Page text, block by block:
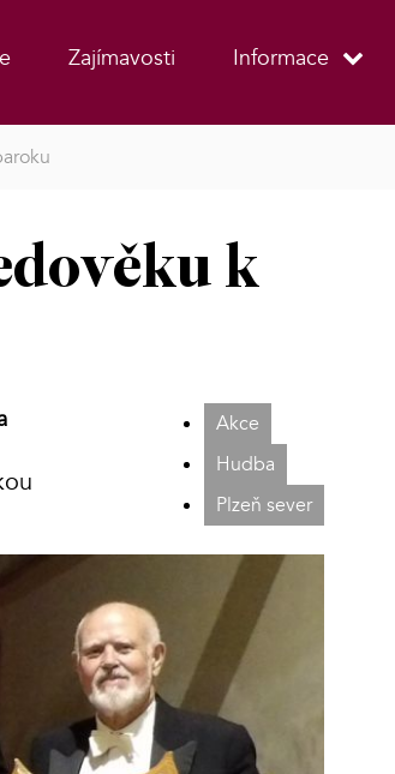
Zajímavosti Informace
k
Akce
Hudba
Plzeň sever